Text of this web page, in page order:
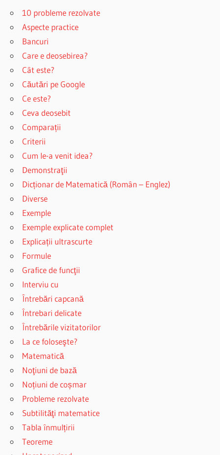
10 probleme rezolvate
Aspecte practice
Bancuri
Care e deosebirea?
Cât este?
Căutări pe Google
Ce este?
Ceva deosebit
Comparații
Criterii
Cum le-a venit idea?
Demonstraţii
Dicționar de Matematică (Român – Englez)
Diverse
Exemple
Exemple explicate complet
Explicații ultrascurte
Formule
Grafice de funcţii
Interviu cu
Întrebări capcană
Întrebari delicate
Întrebările vizitatorilor
La ce foloseşte?
Matematică
Noţiuni de bază
Noțiuni de coșmar
Probleme rezolvate
Subtilităţi matematice
Tabla înmulțirii
Teoreme